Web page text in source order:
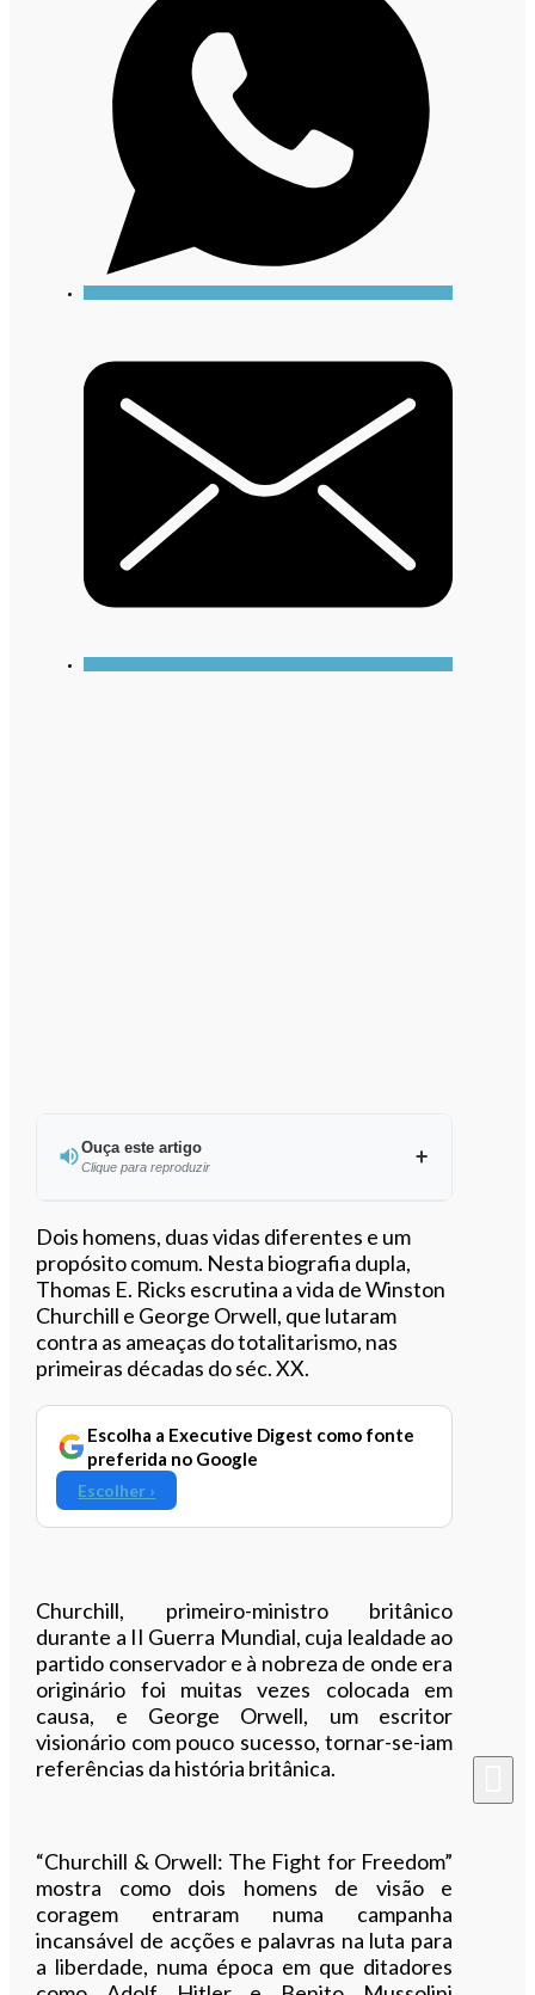
Ouça este artigo
Clique para reproduzir
Ouvir este artigo
Dois homens, duas vidas diferentes e um
propósito comum. Nesta biografia dupla,
Thomas E. Ricks escrutina a vida de Winston
Churchill e George Orwell, que lutaram
contra as ameaças do totalitarismo, nas
primeiras décadas do séc. XX.
Escolha a Executive Digest como fonte
preferida no Google
Escolher ›
Churchill, primeiro-ministro britânico
durante a II Guerra Mundial, cuja lealdade ao
partido conservador e à nobreza de onde era
originário foi muitas vezes colocada em
causa, e George Orwell, um escritor
visionário com pouco sucesso, tornar-se-iam
referências da história britânica.
“Churchill & Orwell: The Fight for Freedom”
mostra como dois homens de visão e
coragem entraram numa campanha
incansável de acções e palavras na luta para
a liberdade, numa época em que ditadores